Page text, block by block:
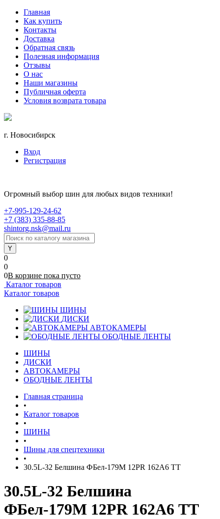
Главная
Как купить
Контакты
Доставка
Обратная связь
Полезная информация
Отзывы
О нас
Наши магазины
Публичная оферта
Условия возврата товара
г. Новосибирск
Вход
Регистрация
Огромный выбор шин для любых видов техники!
+7-995-129-24-62
+7 (383) 335-88-85
shintorg.nsk@mail.ru
0
0
0В корзине пока пусто
Каталог товаров
Каталог товаров
ШИНЫ
ДИСКИ
АВТОКАМЕРЫ
ОБОДНЫЕ ЛЕНТЫ
ШИНЫ
ДИСКИ
АВТОКАМЕРЫ
ОБОДНЫЕ ЛЕНТЫ
Главная страница
•
Каталог товаров
•
ШИНЫ
•
Шины для спецтехники
•
30.5L-32 Белшина ФБел-179М 12PR 162А6 TT
30.5L-32 Белшина
ФБел-179М 12PR 162А6 TT